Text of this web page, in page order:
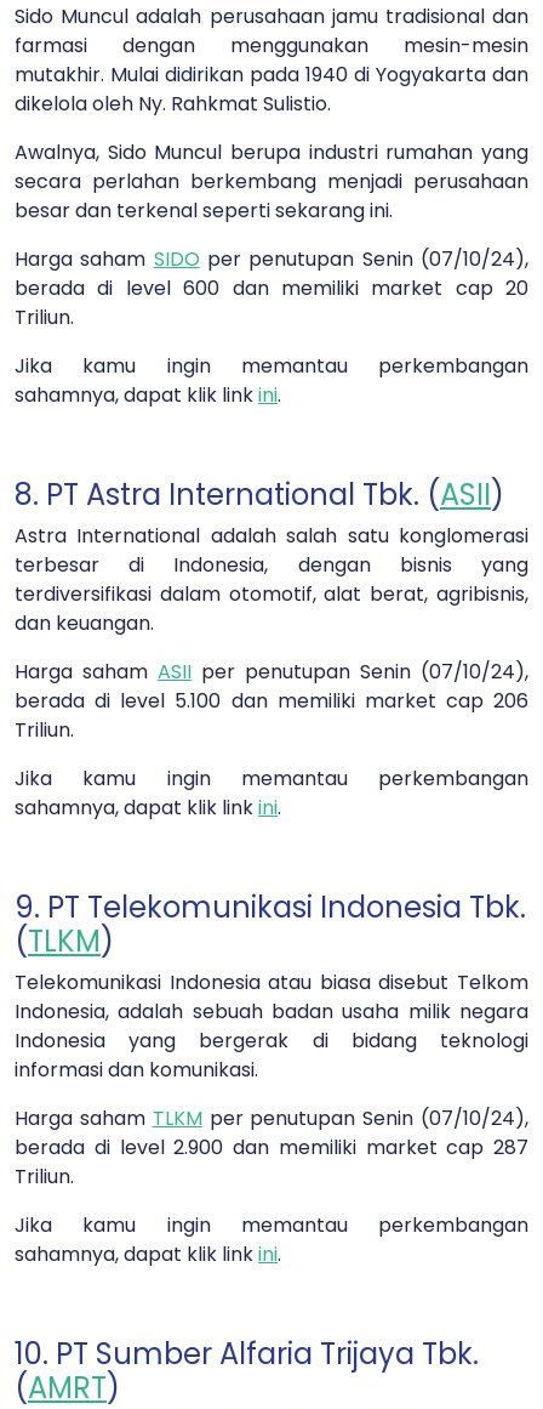
Sido Muncul adalah perusahaan jamu tradisional dan
farmasi dengan menggunakan mesin-mesin
mutakhir. Mulai didirikan pada 1940 di Yogyakarta dan
dikelola oleh Ny. Rahkmat Sulistio.
Awalnya, Sido Muncul berupa industri rumahan yang
secara perlahan berkembang menjadi perusahaan
besar dan terkenal seperti sekarang ini.
Harga saham SIDO per penutupan Senin (07/10/24),
berada di level 600 dan memiliki market cap 20
Triliun.
Jika kamu ingin memantau perkembangan
sahamnya, dapat klik linkini.
8. PT Astra International Tbk. (ASII)
Astra International adalah salah satu konglomerasi
terbesar di Indonesia, dengan bisnis yang
terdiversifikasi dalam otomotif, alat berat, agribisnis,
dan keuangan.
Harga saham ASII per penutupan Senin (07/10/24),
berada di level 5.100 dan memiliki market cap 206
Triliun.
Jika kamu ingin memantau perkembangan
sahamnya, dapat klik linkini.
9. PT Telekomunikasi Indonesia Tbk.
(TLKM)
Telekomunikasi Indonesia atau biasa disebut Telkom
Indonesia, adalah sebuah badan usaha milik negara
Indonesia yang bergerak di bidang teknologi
informasi dan komunikasi.
Harga saham TLKMper penutupan Senin (07/10/24),
berada di level 2.900 dan memiliki market cap 287
Triliun.
Jika kamu ingin memantau perkembangan
sahamnya, dapat klik linkini.
10. PT Sumber Alfaria Trijaya Tbk.
(AMRT)